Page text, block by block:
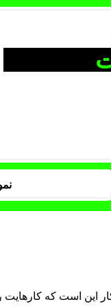
این است که کارهایت